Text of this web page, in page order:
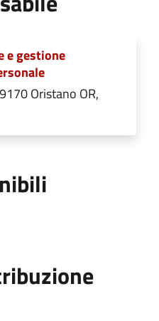
e gestione
Oristano OR,